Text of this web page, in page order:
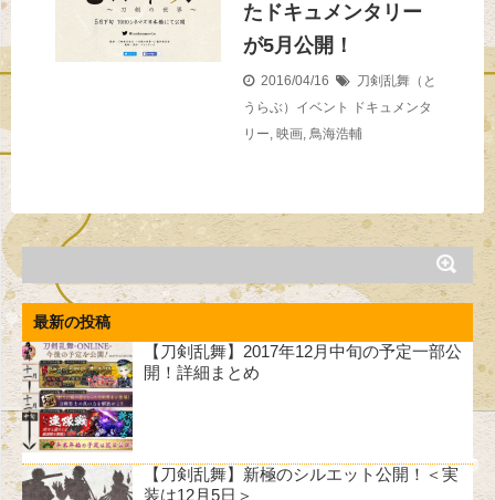
たドキュメンタリー
が5月公開！
2016/04/16
刀剣乱舞（と
うらぶ）イベント
ドキュメンタ
リー, 映画, 鳥海浩輔
最新の投稿
【刀剣乱舞】2017年12月中旬の予定一部公
開！詳細まとめ
【刀剣乱舞】新極のシルエット公開！＜実
装は12月5日＞